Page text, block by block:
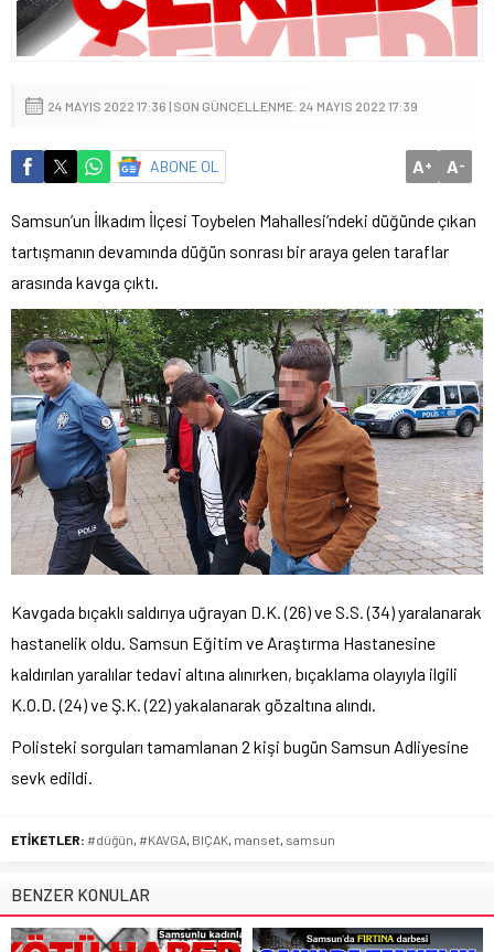
24 MAYIS 2022 17:36 | SON GÜNCELLENME: 24 MAYIS 2022 17:39
ABONE OL A+ A-
Samsun’un İlkadım İlçesi Toybelen Mahallesi’ndeki düğünde çıkan
tartışmanın devamında düğün sonrası bir araya gelen taraflar
arasında kavga çıktı.
Kavgada bıçaklı saldırıya uğrayan D.K. (26) ve S.S. (34) yaralanarak
hastanelik oldu. Samsun Eğitim ve Araştırma Hastanesine
kaldırılan yaralılar tedavi altına alınırken, bıçaklama olayıyla ilgili
K.O.D. (24) ve Ş.K. (22) yakalanarak gözaltına alındı.
Polisteki sorguları tamamlanan 2 kişi bugün Samsun Adliyesine
sevk edildi.
ETİKETLER: #düğün #KAVGA BIÇAK manset samsun
BENZER KONULAR